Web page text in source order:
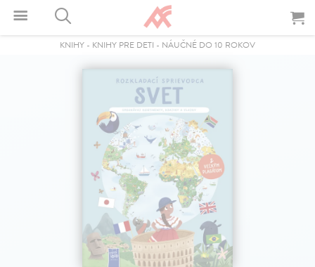
KNIHY - KNIHY PRE DETI - NÁUČNÉ DO 10 ROKOV